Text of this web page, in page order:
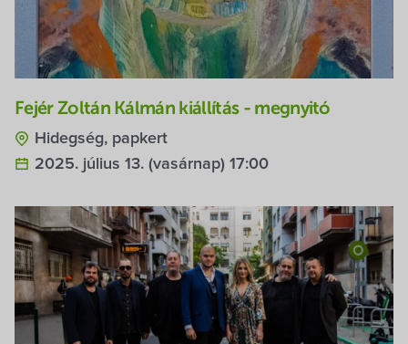
Fejér Zoltán Kálmán kiállítás - megnyitó
Hidegség, papkert
2025. július 13. (vasárnap) 17:00